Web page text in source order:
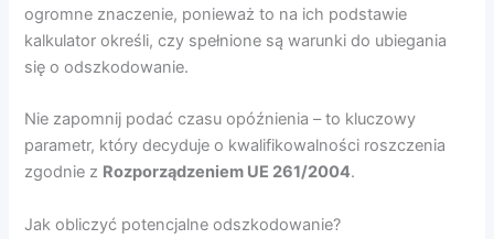
ogromne znaczenie, ponieważ to na ich podstawie
kalkulator określi, czy spełnione są warunki do ubiegania
się o odszkodowanie.
Nie zapomnij podać czasu opóźnienia – to kluczowy
parametr, który decyduje o kwalifikowalności roszczenia
zgodnie z Rozporządzeniem UE 261/2004.
Jak obliczyć potencjalne odszkodowanie?